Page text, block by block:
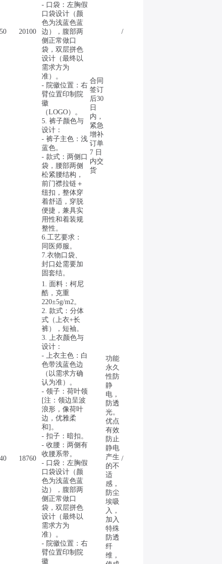
合同
签订
后30
日
内，
紧急
增补
订单
7 日
内交
货
功能
永久
性防
静
电，
防透
光。
优点
有效
防止
静电
产生
的不
适
感，
防尘
埃吸
入，
加入
特殊
防透
纤
维，
20100
- 口袋：左胸假
口袋设计（颜
色为浅蓝色蓝
边），腹部两
侧正常做口
袋，双层拼色
设计（最终以
需求方为
准）。
- 院徽位置：右
臂位置印制院
徽
（LOGO）。
5. 裤子颜色与
设计：
- 裤子主色：浅
蓝色。
- 款式：两侧口
袋，腰部两侧
松紧腰结构，
前门襟拉链＋
纽扣，整体穿
着舒适，穿脱
便捷，兼具实
用性和着装规
整性。
6.工艺要求：
同医师服。
7.衣物口袋、
封口处需要加
固套结。
/
18760
1. 面料：柯尼
酷，克重
220±5g/m2。
2. 款式：分体
式（上衣+长
裤），短袖。
3. 上衣颜色与
设计：
- 上衣主色：白
色带浅蓝色边
（以需求方确
认为准）。
- 领子：荷叶领
[注：领边呈波
浪形，像荷叶
边，优雅柔
和]。
- 扣子：暗扣。
- 收腰：两侧有
收腰系带。
- 口袋：左胸假
口袋设计（颜
色为浅蓝色蓝
边），腹部两
侧正常做口
袋，双层拼色
设计（最终以
需求方为
准）。
- 院徽位置：右
臂位置印制院
徽
/